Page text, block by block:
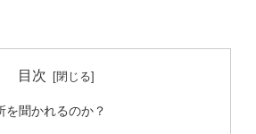
目次
を聞かれるのか？